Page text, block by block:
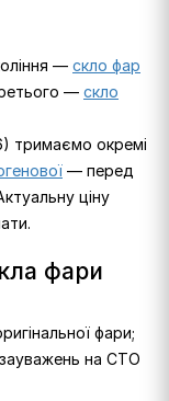
— скло фар
— скло
тримаємо окремі
— перед
ціну
фари
фари;
на СТО